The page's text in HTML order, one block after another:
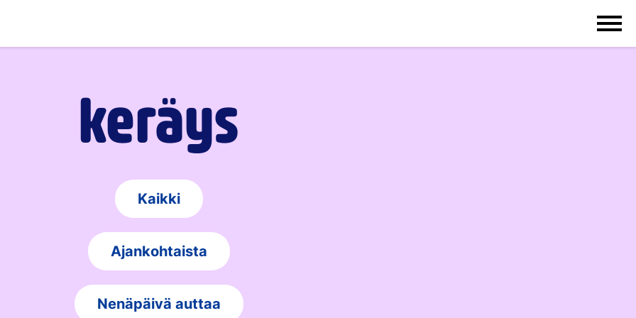
keräys
Kaikki
Ajankohtaista
Nenäpäivä auttaa